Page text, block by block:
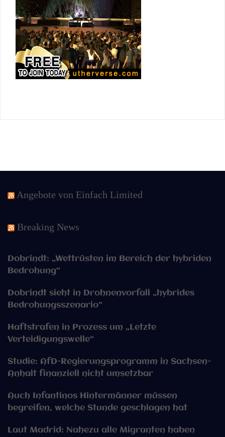
Angebote von Einfach Limited
Breaking News
Dobrindt: „Wettrüsten im Bereich der hybriden
Bedrohung“
Dobrindt sieht in Drohnenvorfall „hybrides
Bedrohungsszenario“
Haftstrafen in Prozess um „Letzte
Verteidigungswelle“
Studie: AfD-Regierungsprogramm in Sachsen-
Anhalt finanziell nicht umsetzbar
Auch Infantinos Hintermänner müssen
begreifen, welche Stunde geschlagen hat
Laut Madrid: Nahezu alle Migranten haben